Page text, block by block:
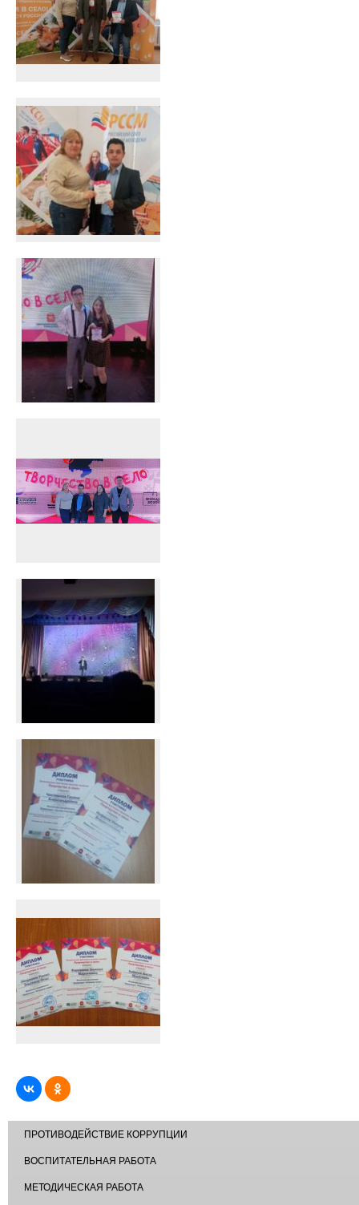
ПРОТИВОДЕЙСТВИЕ КОРРУПЦИИ
ВОСПИТАТЕЛЬНАЯ РАБОТА
МЕТОДИЧЕСКАЯ РАБОТА